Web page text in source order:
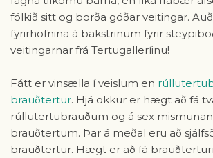
fólkið sitt og borða góðar veitingar.
fyrirhöfnina á bakstrinum fyrir
veitingarnar frá Tertugalleríinu!
Fátt er vinsælla í veislum en
brauðtertur. Hjá okkur er hægt að fá
rúllutertubrauðum og á sex
brauðtertum. Þar á meðal eru að
brauðtertur. Hægt er að fá